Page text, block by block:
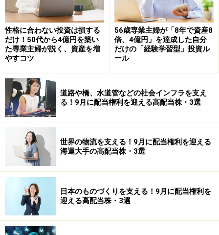
のは、2037年までだったのですが、制度改正により2042
年まで運用できるようになります。
そして、一般NISAは“新NISA”へと変更され、非課税額が
120万円から122万円になり、2階建て方式になります。
この2階建て式になる部分が少し複雑でわかりにくいの
ですが、簡潔にまとめると以下のようになります。
現行NISAと新NISA
性格に合わない投資は損する
だけ！50代から4億円を築い
た専業主婦が説く、資産を増
やすコツ
56歳専業主婦が「8年で資産8
倍、4億円」を達成した自分
だけの「経験学習型」投資ル
ール
道路や橋、水道管などの社会インフラを支え
る！9月に配当権利を迎える高配当株・3選
世界の物流を支える！9月に配当権利を迎える
海運大手の高配当株・3選
日本のものづくりを支える！9月に配当権利を
迎える高配当株・3選